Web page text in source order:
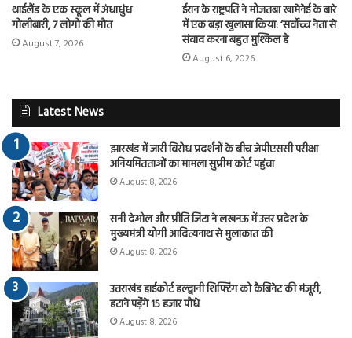
थाईलैंड के एक स्कूल में अंधाधुंध
गोलीबारी, 7 लोगो की मौत
August 7, 2026
ईरान के राष्ट्रपति ने मोजतबा खामेनेई के बारे
में एक बड़ा खुलासा किया: ‘सर्वोच्च नेता से
संवाद करना बहुत मुश्किल है
August 6, 2026
Latest News
झारखंड में जारी विरोध प्रदर्शनों के बीच जेपीएससी परीक्षा
अनियमितताओं का मामला सुप्रीम कोर्ट पहुंचा
August 8, 2026
सनी देओल और प्रीति जिंटा ने लखनऊ में उत्तर प्रदेश के
मुख्यमंत्री योगी आदित्यनाथ से मुलाकात की
August 8, 2026
उत्तराखंड हाईकोर्ट हल्द्वानी शिफ्टिंग को कैबिनेट की मंजूरी,
हटाने पड़ेंगे 15 हजार पौधे
August 8, 2026